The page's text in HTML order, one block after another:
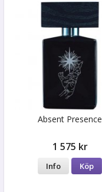
Absent Presence
1 575 kr
Info Köp